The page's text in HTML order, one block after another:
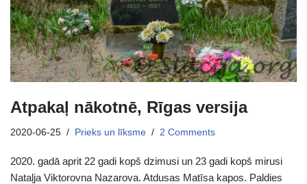
Atpakaļ nākotnē, Rīgas versija
2020-06-25 Prieks un līksme 2 Comments
2020. gadā aprit 22 gadi kopš dzimusi un 23 gadi kopš mirusi
Nataļja Viktorovna Nazarova. Atdusas Matīsa kapos. Paldies